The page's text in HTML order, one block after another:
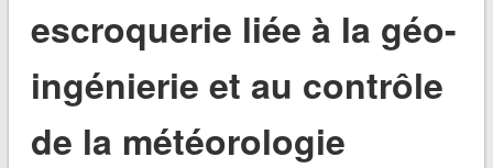
escroquerie liée à la géo-
ingénierie et au contrôle
de la météorologie